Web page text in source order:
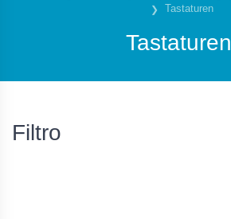
Tastaturen
Tastaturen
Filtro